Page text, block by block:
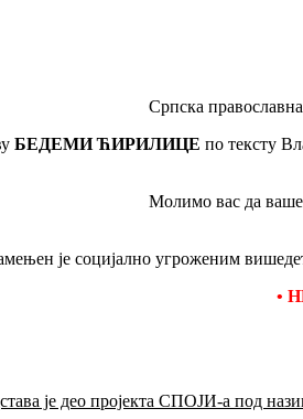
Српска
БЕДЕМИ ЋИРИЛИЦЕ по тексту
Молимо вас да ваше
је социјално угроженим
•
је део пројекта СПОЈИ-а под